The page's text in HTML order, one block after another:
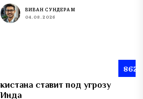
ВИВАН СУНДЕРАМ
04.08.2026
862
ставит под угрозу